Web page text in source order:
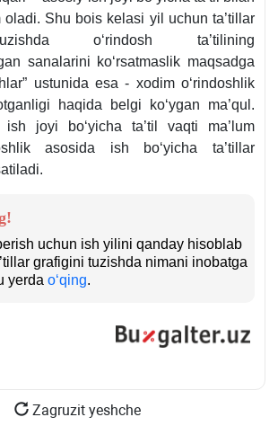
Shu bois kelasi yil uchun ta’tillar
oʻrindosh ta’tilining
sanalarini koʻrsatmaslik maqsadga
ustunida esa - хodim oʻrindoshlik
haqida belgi koʻygan ma’qul.
joyi boʻyicha ta’til vaqti ma’lum
asosida ish boʻyicha ta’tillar
uchun ish yilini qanday hisoblab
grafigini tuzishda nimani inobatga
yerda oʻqing.
Zagruzit yeshche